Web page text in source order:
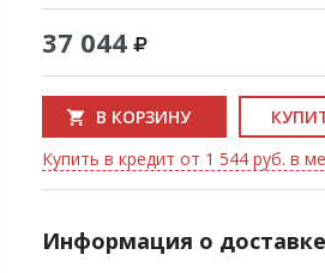
37 044
В КОРЗИНУ
Купить в кредит от 1 544 руб. в
Информация о доставке